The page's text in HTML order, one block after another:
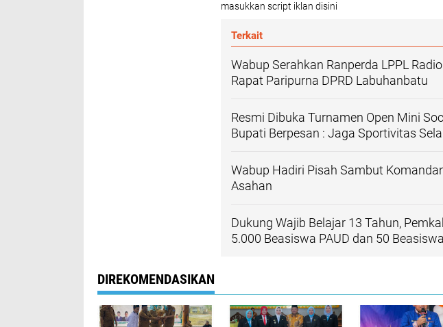
masukkan script iklan disini
Terkait
Wabup Serahkan Ranperda LPPL
Rapat Paripurna DPRD Labuhanbatu
Resmi Dibuka Turnamen Open Mini
Bupati Berpesan : Jaga Sportivitas
Wabup Hadiri Pisah Sambut
Asahan
Dukung Wajib Belajar 13 Tahun,
5.000 Beasiswa PAUD dan 50
DIREKOMENDASIKAN